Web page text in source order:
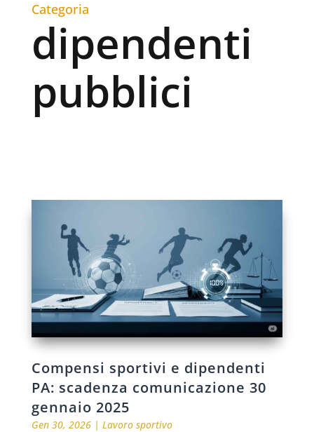
Categoria
dipendenti
pubblici
Compensi sportivi e dipendenti
PA: scadenza comunicazione 30
gennaio 2025
Gen 30, 2026| Lavoro sportivo